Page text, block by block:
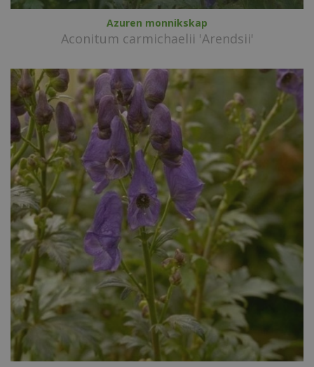
Azuren monnikskap
Aconitum carmichaelii 'Arendsii'